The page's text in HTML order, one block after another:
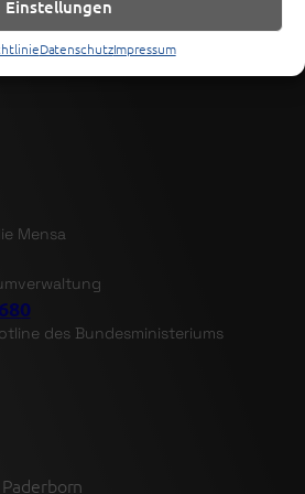
Einstellungen
DatenschutzImpressum
Mensa
des Bundesministeriums